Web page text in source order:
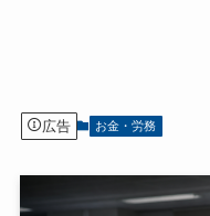
広告 お金・労務